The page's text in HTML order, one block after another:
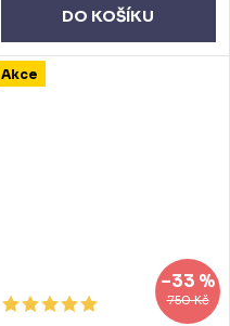
DO KOŠÍKU
Akce
750 Kč
–33 %